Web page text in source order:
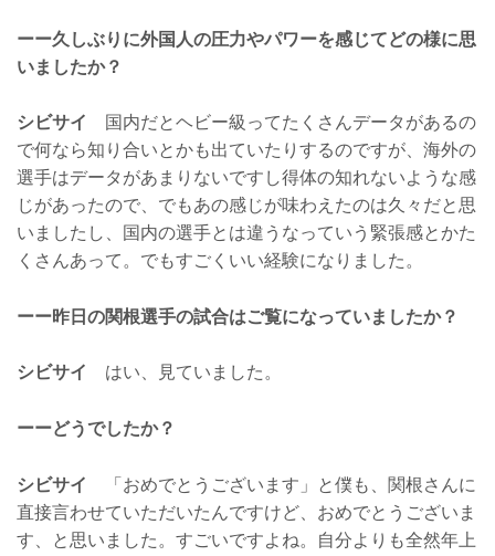
ーー久しぶりに外国人の圧力やパワーを感じてどの様に思
いましたか？
シビサイ
国内だとヘビー級ってたくさんデータがあるの
で何なら知り合いとかも出ていたりするのですが、海外の
選手はデータがあまりないですし得体の知れないような感
じがあったので、でもあの感じが味わえたのは久々だと思
いましたし、国内の選手とは違うなっていう緊張感とかた
くさんあって。でもすごくいい経験になりました。
ーー昨日の関根選手の試合はご覧になっていましたか？
シビサイ はい、見ていました。
ーーどうでしたか？
シビサイ
「おめでとうございます」と僕も、関根さんに
直接言わせていただいたんですけど、おめでとうございま
す、と思いました。すごいですよね。自分よりも全然年上